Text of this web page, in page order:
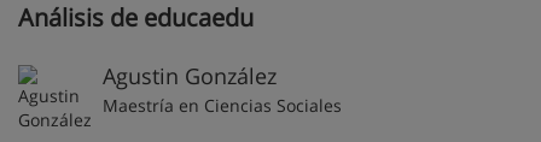
Análisis de educaedu
Agustin González
Maestría en Ciencias Sociales